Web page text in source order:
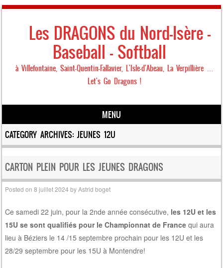
Les DRAGONS du Nord-Isère –
Baseball – Softball
à Villefontaine, Saint-Quentin-Fallavier, L'Isle-d'Abeau, La Verpillière …
Let's Go Dragons !
MENU
Skip to content
CATEGORY ARCHIVES:JEUNES 12U
CARTON PLEIN POUR LES JEUNES DRAGONS
Posted on8 juillet 2024 byAstrid boget
Ce samedi 22 juin, pour la 2nde année consécutive, les 12U et les
15U se sont qualifiés pour le Championnat de France qui aura
lieu à Béziers le 14 /15 septembre prochain pour les 12U et les
28/29 septembre pour les 15U à Montendre!